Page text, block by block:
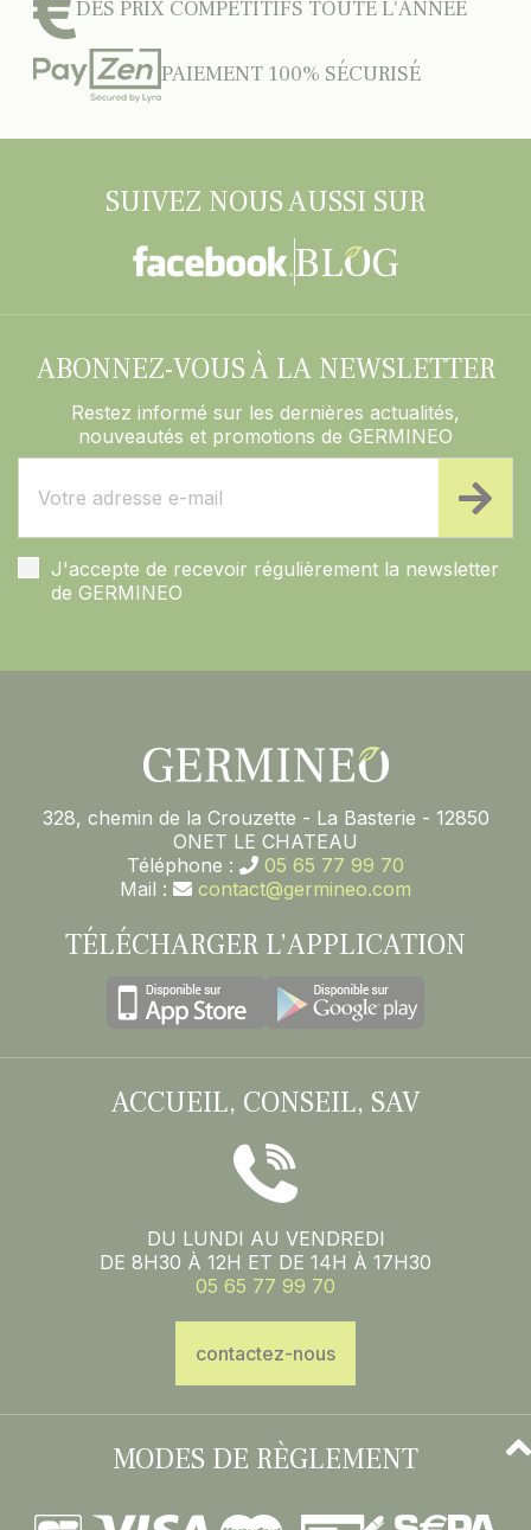
DES PRIX COMPÉTITIFS TOUTE L'ANNÉE
PAIEMENT 100% SÉCURISÉ
SUIVEZ NOUS AUSSI SUR
ABONNEZ-VOUS À LA NEWSLETTER
Restez informé sur les dernières actualités,
nouveautés et promotions de GERMINEO
J'accepte de recevoir régulièrement la newsletter
de GERMINEO
328, chemin de la Crouzette - La Basterie - 12850
ONET LE CHATEAU
Téléphone :
05 65 77 99 70
Mail :
contact@germineo.com
TÉLÉCHARGER L’APPLICATION
ACCUEIL, CONSEIL, SAV
DU LUNDI AU VENDREDI
DE 8H30 À 12H ET DE 14H À 17H30
05 65 77 99 70
contactez-nous
MODES DE RÈGLEMENT